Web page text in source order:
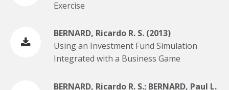
Exercise
BERNARD, Ricardo R. S. (2013)
Using an Investment Fund Simulation
Integrated with a Business Game
BERNARD, Ricardo R. S.; BERNARD, Paul L.